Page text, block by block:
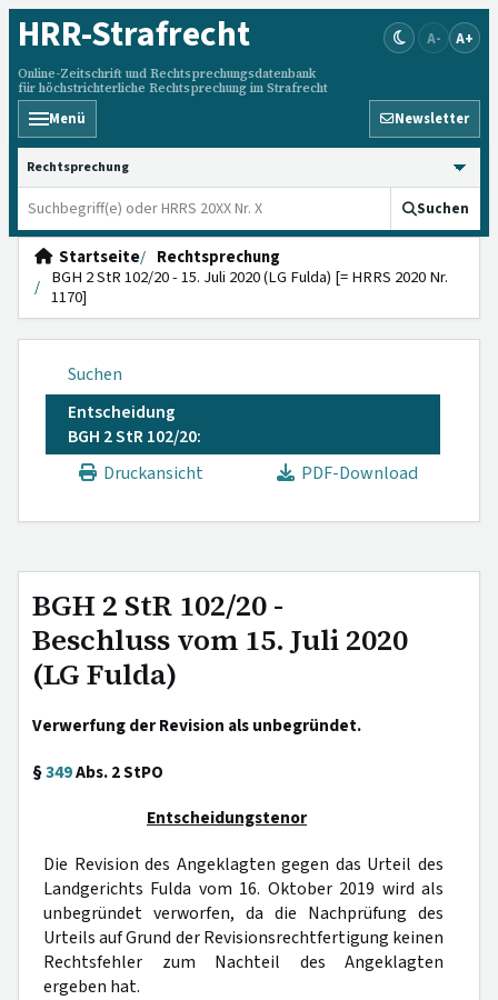
HRR-Strafrecht
Online-Zeitschrift und Rechtsprechungsdatenbank
für höchstrichterliche Rechtsprechung im Strafrecht
A- A+
Menü Newsletter
HRRS durchsuchen
Suchen
Startseite
Rechtsprechung
BGH 2 StR 102/20 - 15. Juli 2020 (LG Fulda) [= HRRS 2020 Nr.
1170]
Suchen
Entscheidung
BGH 2 StR 102/20:
Druckansicht
PDF-Download
BGH 2 StR 102/20 -
Beschluss vom 15. Juli 2020
(LG Fulda)
Verwerfung der Revision als unbegründet.
§349Abs. 2 StPO
Entscheidungstenor
Die Revision des Angeklagten gegen das Urteil des
Landgerichts Fulda vom 16. Oktober 2019 wird als
unbegründet verworfen, da die Nachprüfung des
Urteils auf Grund der Revisionsrechtfertigung keinen
Rechtsfehler zum Nachteil des Angeklagten
ergeben hat.